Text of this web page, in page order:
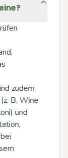
zudem
B. Wine
und